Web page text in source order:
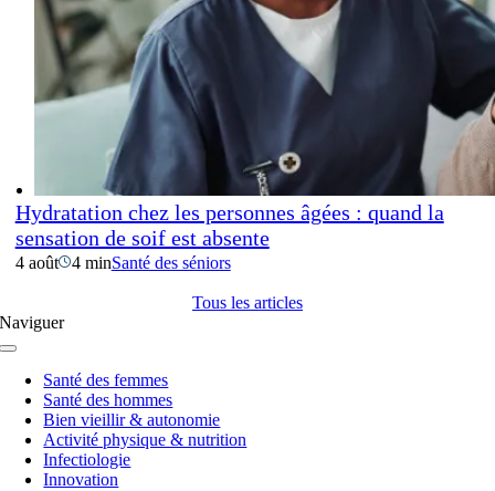
Hydratation chez les personnes âgées : quand la
sensation de soif est absente
4 août 4 minSanté des séniors
Tous les articles
Naviguer
Navigation
basculeSanté des femmes
Santé des hommes
Bien vieillir & autonomie
Activité physique & nutrition
Infectiologie
Innovation